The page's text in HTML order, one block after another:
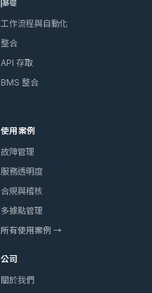
基礎
工作流程與自動化
整合
API 存取
BMS 整合
使用案例
故障管理
服務透明度
合規與稽核
多據點管理
所有使用案例 →
公司
關於我們